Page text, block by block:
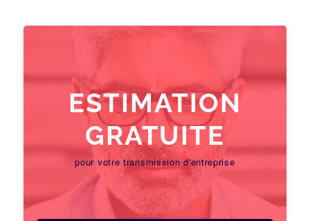
ESTIMATION
GRATUITE
pour votre transmission d'entreprise